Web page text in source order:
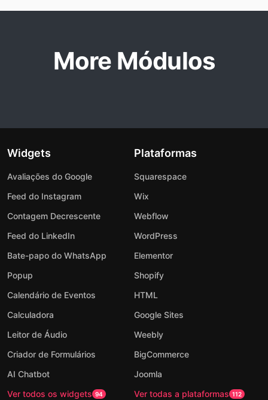
More Módulos
Widgets
Avaliações do Google
Feed do Instagram
Contagem Decrescente
Feed do LinkedIn
Bate-papo do WhatsApp
Popup
Calendário de Eventos
Calculadora
Leitor de Áudio
Criador de Formulários
AI Chatbot
Ver todos os widgets 94
Plataformas
Squarespace
Wix
Webflow
WordPress
Elementor
Shopify
HTML
Google Sites
Weebly
BigCommerce
Joomla
Ver todas a plataformas 112